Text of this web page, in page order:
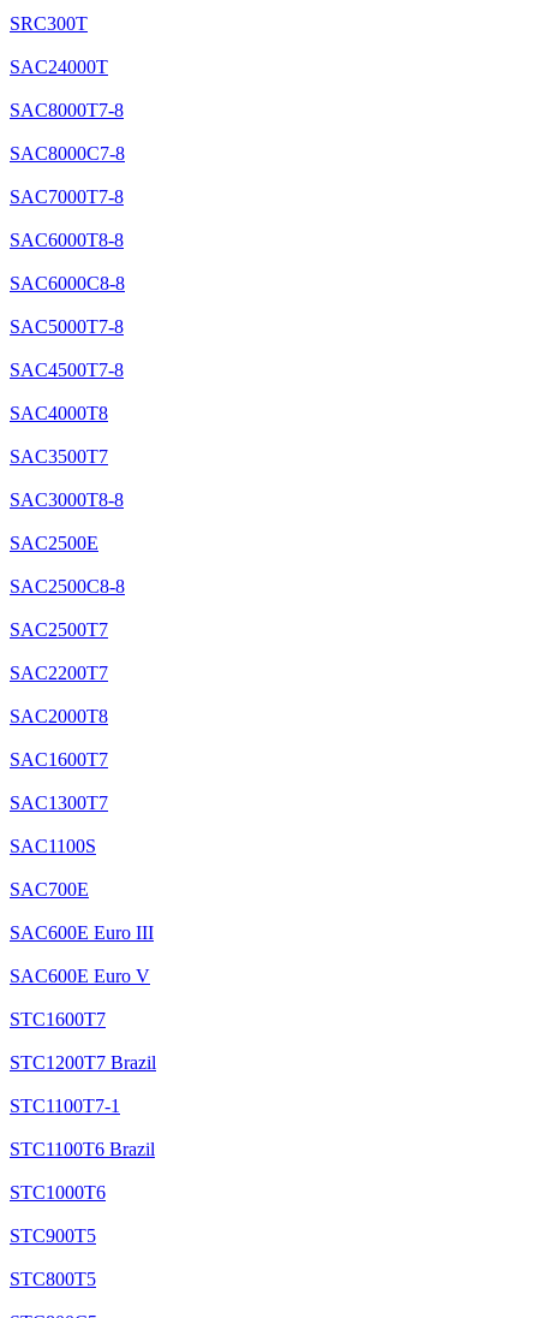
SRC300T
SAC24000T
SAC8000T7-8
SAC8000C7-8
SAC7000T7-8
SAC6000T8-8
SAC6000C8-8
SAC5000T7-8
SAC4500T7-8
SAC4000T8
SAC3500T7
SAC3000T8-8
SAC2500E
SAC2500C8-8
SAC2500T7
SAC2200T7
SAC2000T8
SAC1600T7
SAC1300T7
SAC1100S
SAC700E
SAC600E Euro III
SAC600E Euro V
STC1600T7
STC1200T7 Brazil
STC1100T7-1
STC1100T6 Brazil
STC1000T6
STC900T5
STC800T5